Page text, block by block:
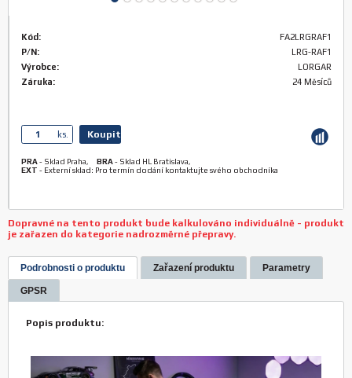
Kód:
FA2LRGRAF1
P/N:
LRG-RAF1
Výrobce:
LORGAR
Záruka:
24 Měsíců
ks. Koupit
PRA- Sklad Praha, BRA- Sklad HL Bratislava,
EXT - Externí sklad: Pro termín dodání kontaktujte svého obchodníka
Dopravné na tento produkt bude kalkulováno individuálně - produkt
je zařazen do kategorie nadrozměrné přepravy.
Podrobnosti o produktu Zařazení produktu Parametry
GPSR
Popis produktu: